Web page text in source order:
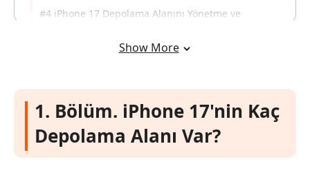
#4 iPhone 17 Depolama Alanını Yönetme ve
4. Bölüm. iPhone 17'nin Kaç Depolama
Show More
1. Bölüm. iPhone 17'nin Kaç
Depolama Alanı Var?